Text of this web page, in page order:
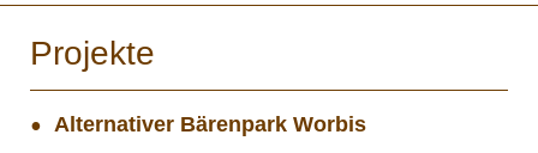
Projekte
Alternativer Bärenpark Worbis